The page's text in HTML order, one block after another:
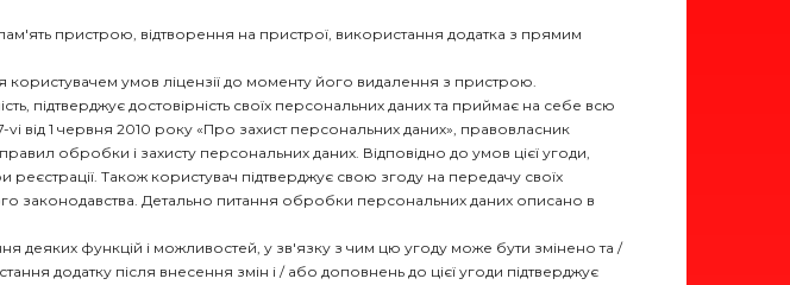
пристрою, відтворення на пристрої, використання додатка з прямим
користувачем умов ліцензії до моменту його видалення з пристрою.
підтверджує достовірність своїх персональних даних та приймає на себе всю
vi від 1 червня 2010 року «Про захист персональних даних», правовласник
обробки і захисту персональних даних. Відповідно до умов цієї угоди,
Також користувач підтверджує свою згоду на передачу своїх
законодавства. Детально питання обробки персональних даних описано в
деяких функцій і можливостей, у зв'язку з чим цю угоду може бути змінено та /
додатку після внесення змін і / або доповнень до цієї угоди підтверджує